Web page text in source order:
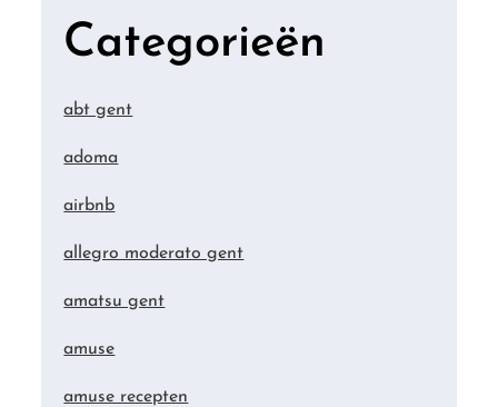
Categorieën
abt gent
adoma
airbnb
allegro moderato gent
amatsu gent
amuse
amuse recepten